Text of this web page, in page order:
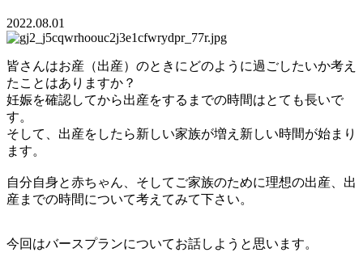
2022.08.01
皆さんはお産（出産）のときにどのように過ごしたいか考え
たことはありますか？
妊娠を確認してから出産をするまでの時間はとても長いで
す。
そして、出産をしたら新しい家族が増え新しい時間が始まり
ます。
自分自身と赤ちゃん、そしてご家族のために理想の出産、出
産までの時間について考えてみて下さい。
今回はバースプランについてお話しようと思います。